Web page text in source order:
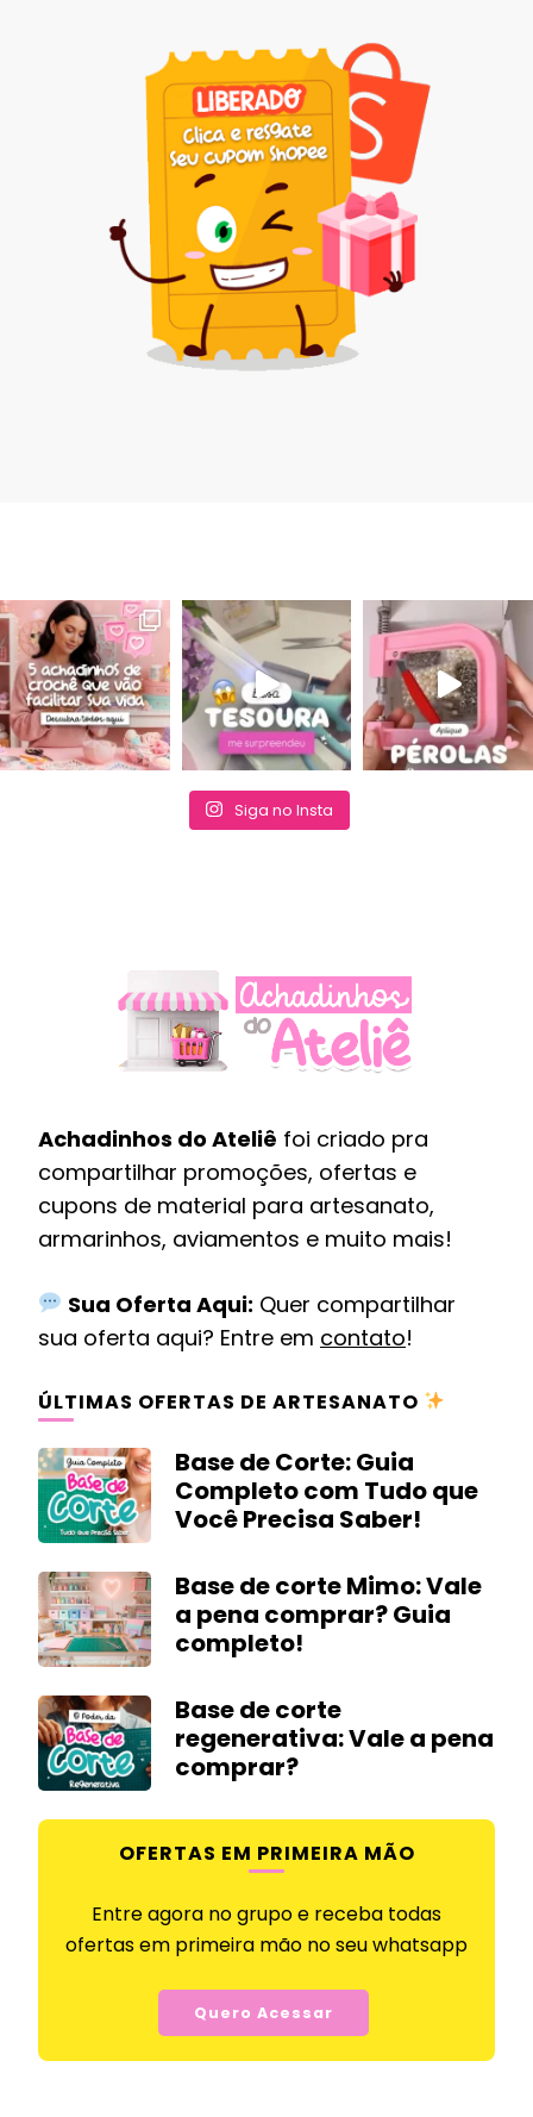
Siga no Insta
Achadinhos do Ateliê foi criado pra
compartilhar promoções, ofertas e
cupons de material para artesanato,
armarinhos, aviamentos e muito mais!
Sua Oferta Aqui: Quer compartilhar
sua oferta aqui? Entre em contato!
ÚLTIMAS OFERTAS DE ARTESANATO
Base de Corte: Guia
Completo com Tudo que
Você Precisa Saber!
Base de corte Mimo: Vale
a pena comprar? Guia
completo!
Base de corte
regenerativa: Vale a pena
comprar?
OFERTAS EM PRIMEIRA MÃO
Entre agora no grupo e receba todas
ofertas em primeira mão no seu whatsapp
Quero Acessar